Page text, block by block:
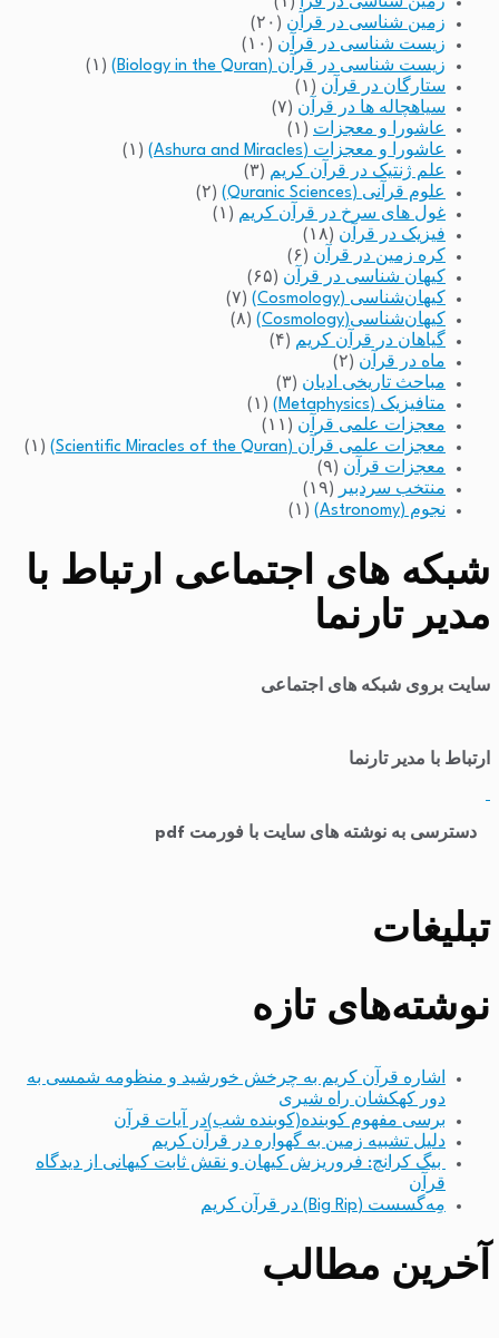
زمین شناسی در قرآن (۲۰)
زیست شناسی در قرآن (۱۰)
زیست شناسی در قرآن (Biology in the Quran)
(۱)
ستارگان در قرآن (۱)
سیاهچاله ها در قرآن (۷)
عاشورا و معجزات (۱)
عاشورا و معجزات (Ashura and Miracles)
(۱)
علم ژنتیک در قرآن کریم (۳)
علوم قرآنی (Quranic Sciences)
(۲)
غول های سرخ در قرآن کریم (۱)
فیزیک در قرآن (۱۸)
کره زمین در قرآن (۶)
کیهان شناسی در قرآن (۶۵)
کیهان‌شناسی (Cosmology)
(۷)
کیهان‌شناسی(Cosmology)
(۸)
گیاهان در قرآن کریم (۴)
ماه در قرآن (۲)
مباحث تاریخی ادیان (۳)
متافیزیک (Metaphysics)
(۱)
معجزات علمی قرآن (۱۱)
معجزات علمی قرآن (Scientific Miracles of the Quran)
(۱)
معجزات قرآن (۹)
منتخب سردبیر
(۱۹)
نجوم (Astronomy)
(۱)
شبکه های اجتماعی ارتباط با
مدیر تارنما
سایت بروی شبکه های اجتماعی
ارتباط با مدیر تارنما
دسترسی به نوشته های سایت با فورمت pdf
تبلیغات
نوشته‌های تازه
اشاره قرآن کریم به چرخش خورشید و منظومه شمسی به
دور کهکشان راه شیری
برسی مفهوم کوبنده(کوبنده شب)در آیات قرآن
دلیل تشبیه زمین به گهواره در قرآن کریم
بیگ کرانچ: فروریزش کیهان و نقش ثابت کیهانی از دیدگاه
قرآن
مِه‌گسست (Big Rip) در قرآن کریم
آخرین مطالب